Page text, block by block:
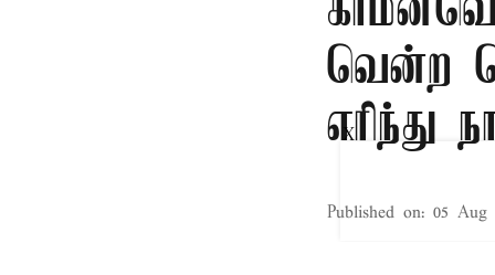
வென்ற
எரிந்து
Published on: 05 Aug
X